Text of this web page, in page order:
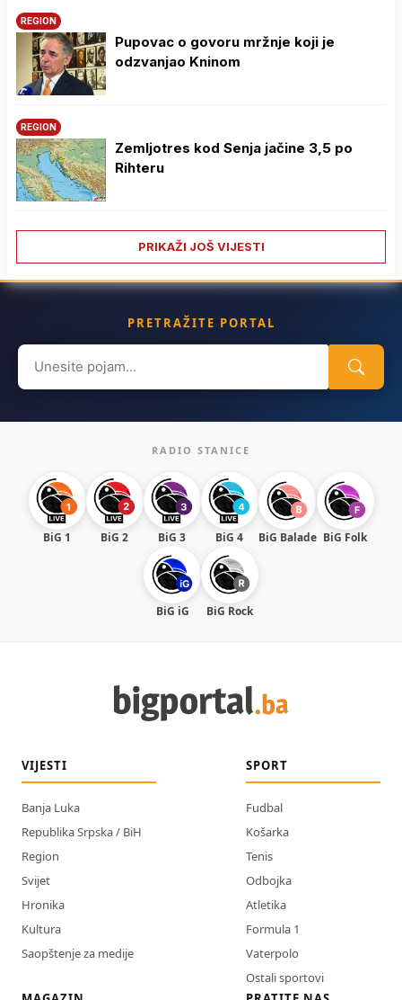
REGION
Pupovac o govoru mržnje koji je
odzvanjao Kninom
REGION
Zemljotres kod Senja jačine 3,5 po
Rihteru
PRIKAŽI JOŠ VIJESTI
PRETRAŽITE PORTAL
Search
for:
RADIO STANICE
BiG 1 BiG 2 BiG 3 BiG 4 BiG Balade BiG Folk
BiG iG BiG Rock
VIJESTI
Banja Luka
Republika Srpska / BiH
Region
Svijet
Hronika
Kultura
Saopštenje za medije
SPORT
Fudbal
Košarka
Tenis
Odbojka
Atletika
Formula 1
Vaterpolo
Ostali sportovi